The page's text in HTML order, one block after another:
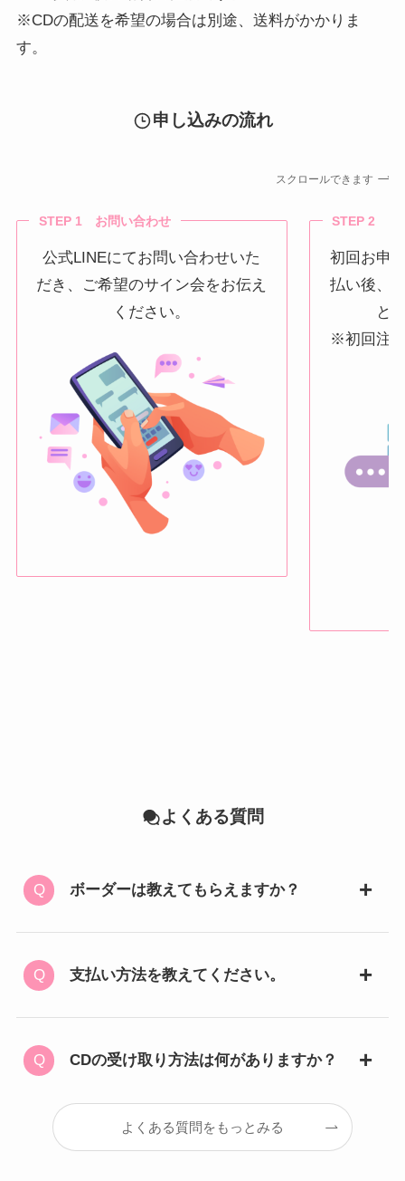
※CDの配送を希望の場合は別途、送料がかかりま
す。
申し込みの流れ
スクロールできます
STEP 1 お問い合わせ
公式LINEにてお問い合わせいた
だき、ご希望のサイン会をお伝え
ください。
STEP 2 ご
初回お申
払い後、
と
※初回注
よくある質問
ボーダーは教えてもらえますか？
支払い方法を教えてください。
CDの受け取り方法は何がありますか？
よくある質問をもっとみる